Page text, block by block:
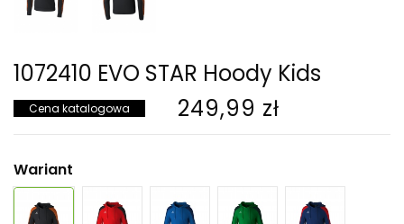
1072410 EVO STAR Hoody Kids
Cena katalogowa 249,99 zł
Wariant